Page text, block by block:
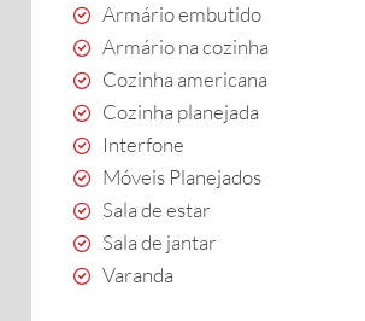
Armário embutido
Armário na cozinha
Cozinha americana
Cozinha planejada
Interfone
Móveis Planejados
Sala de estar
Sala de jantar
Varanda